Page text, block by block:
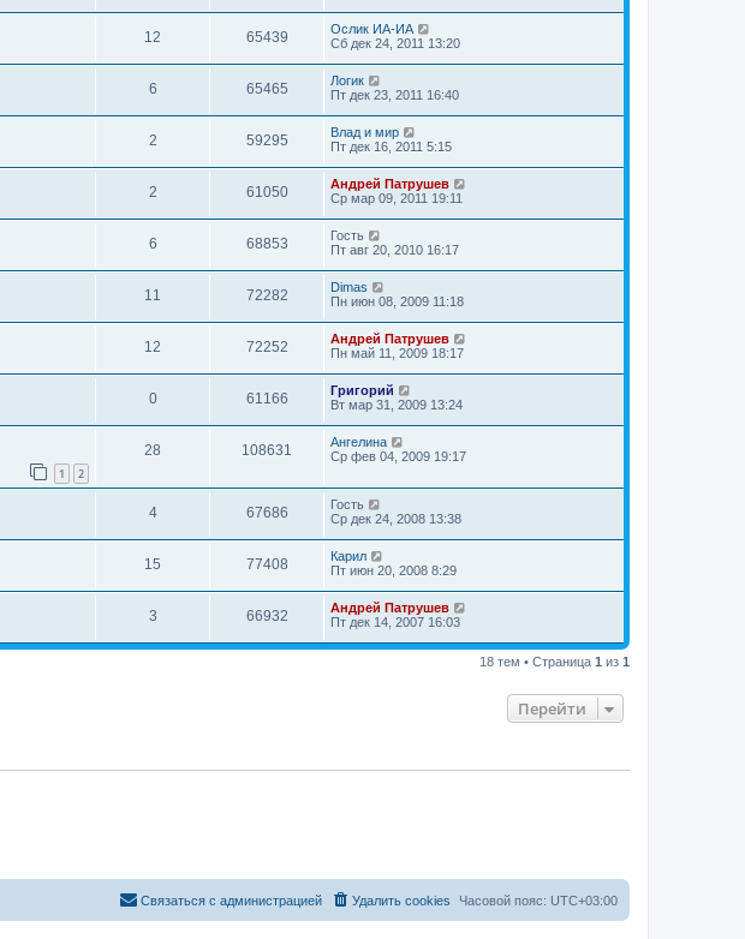
12 65439
Ослик ИА-ИА
Сб дек 24, 2011 13:20
6 65465
Логик
Пт дек 23, 2011 16:40
2 59295
Влад и мир
Пт дек 16, 2011 5:15
2 61050
Андрей Патрушев
Ср мар 09, 2011 19:11
6 68853
Гость
Пт авг 20, 2010 16:17
11 72282
Dimas
Пн июн 08, 2009 11:18
12 72252
Андрей Патрушев
Пн май 11, 2009 18:17
0 61166
Григорий
Вт мар 31, 2009 13:24
1 2
28 108631
Ангелина
Ср фев 04, 2009 19:17
4 67686
Гость
Ср дек 24, 2008 13:38
15 77408
Карил
Пт июн 20, 2008 8:29
3 66932
Андрей Патрушев
Пт дек 14, 2007 16:03
18 тем • Страница 1 из 1
Перейти
Часовой пояс: UTC+03:00
Удалить cookies
Связаться с администрацией